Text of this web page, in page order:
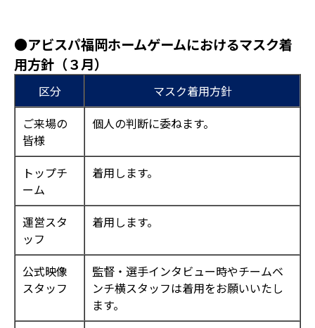
●アビスパ福岡ホームゲームにおけるマスク着
用方針（３月）
区分
マスク着用方針
ご来場の
皆様
個人の判断に委ねます。
トップチ
ーム
着用します。
運営スタ
ッフ
着用します。
公式映像
スタッフ
監督・選手インタビュー時やチームベ
ンチ横スタッフは着用をお願いいたし
ます。